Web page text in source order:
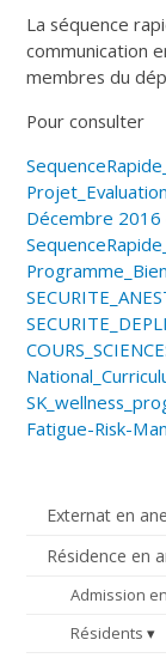
Externat en
Résidence en
Admission
Résidents
La séquence
communication
membres du
Pour consulter
Décembre 2016
Fatigue-Risk-